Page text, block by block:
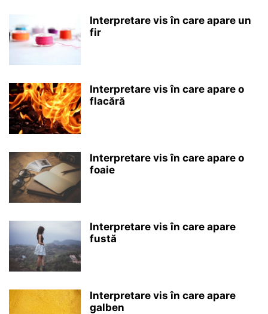
Interpretare vis în care apare un
fir
Interpretare vis în care apare o
flacără
Interpretare vis în care apare o
foaie
Interpretare vis în care apare
fustă
Interpretare vis în care apare
galben